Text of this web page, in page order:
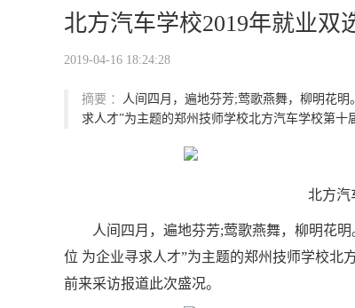
北方汽车学校2019年就业双
2019-04-16 18:24:28
摘要 ： 人间四月，遍地芬芳;莺歌燕舞，柳明花
求人才”为主题的郑州技师学校北方汽车学校第
北方汽
人间四月，遍地芬芳;莺歌燕舞，柳明花
位 为企业寻求人才”为主题的郑州技师学校北
前来采访报道此次盛况。